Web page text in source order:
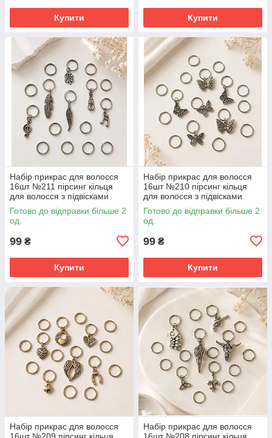
Купити Купити
Набір прикрас для волосся
16шт №211 пірсинг кільця
для волосся з підвісками
Готово до відправки більше 2
од.
99 ₴
Купити
Набір прикрас для волосся
16шт №210 пірсинг кільця
для волосся з підвісками
Готово до відправки більше 2
од.
99 ₴
Купити
Набір прикрас для волосся
Набір прикрас для волосся